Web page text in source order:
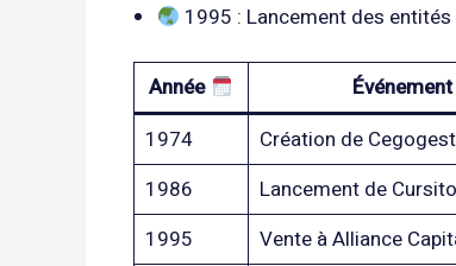
1995 : Lancement des entités
Année
1974
Création de Cegogest
1986
Lancement de
1995
Vente à Alliance